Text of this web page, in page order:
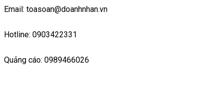
Email: toasoan@doanhnhan.vn
Hotline: 0903422331
Quảng cáo: 0989466026